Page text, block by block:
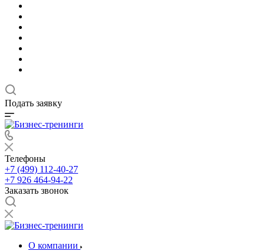
Подать заявку
Телефоны
+7 (499) 112-40-27
+7 926 464-94-22
Заказать звонок
О компании